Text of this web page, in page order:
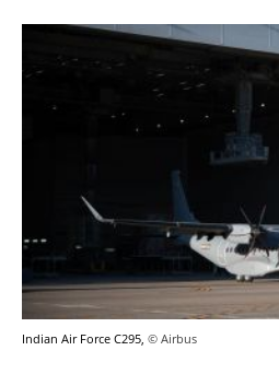
Indian Air Force C295, © Airbus